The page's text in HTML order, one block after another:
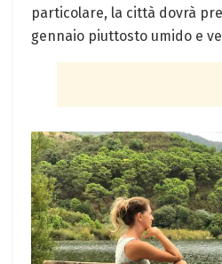
particolare, ⁣la città dovrà⁢
gennaio piuttosto umido e